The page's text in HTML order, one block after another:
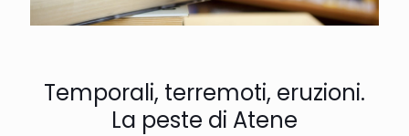
Temporali, terremoti, eruzioni.
La peste di Atene